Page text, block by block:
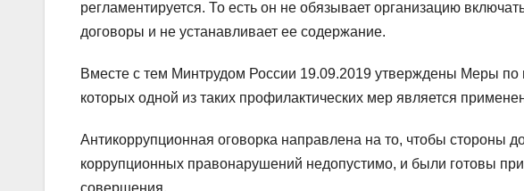
регламентируется. То есть он не обязывает организацию
договоры и не устанавливает ее содержание.
Вместе с тем Минтрудом России 19.09.2019 утверждены Меры по
которых одной из таких профилактических мер является
Антикоррупционная оговорка направлена на то, чтобы стороны
коррупционных правонарушений недопустимо, и были готовы